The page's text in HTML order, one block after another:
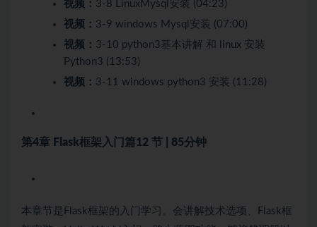
视频： 3-8 LinuxMysql安装 (04:23)
视频： 3-9 windows Mysql安装 (07:00)
视频： 3-10 python3基本讲解 和 linux 安装
Python3 (13:53)
视频： 3-11 windows python3 安装 (11:28)
第4章 Flask框架入门篇 12 节 | 85分钟
本章节是Flask框架的入门学习。会讲解技术选项、Flask框